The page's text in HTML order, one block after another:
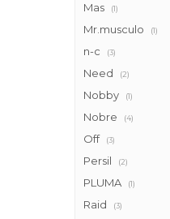
Mas (1)
Mr.musculo (1)
n-c (3)
Need (2)
Nobby (1)
Nobre (4)
Off (3)
Persil (2)
PLUMA (1)
Raid (3)